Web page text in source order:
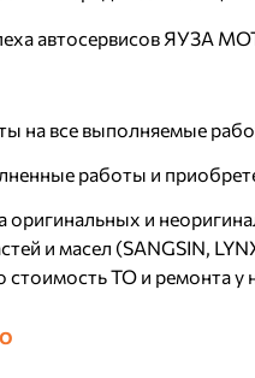
автосервисов ЯУЗА
на все выполняемые
работы и
и
и масел (SANGSIN,
стоимость ТО и ремонта